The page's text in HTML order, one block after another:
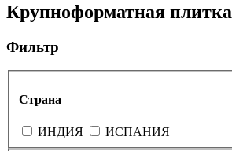
Крупноформатная плитка
Фильтр
Страна
ИНДИЯ ИСПАНИЯ